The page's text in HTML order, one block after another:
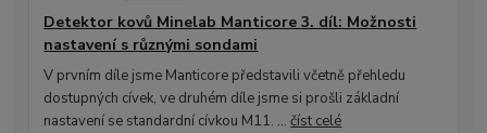
Detektor kovů Minelab Manticore 3. díl: Možnosti
nastavení s různými sondami
V prvním díle jsme Manticore představili včetně přehledu
dostupných cívek, ve druhém díle jsme si prošli základní
nastavení se standardní cívkou M11. ...číst celé